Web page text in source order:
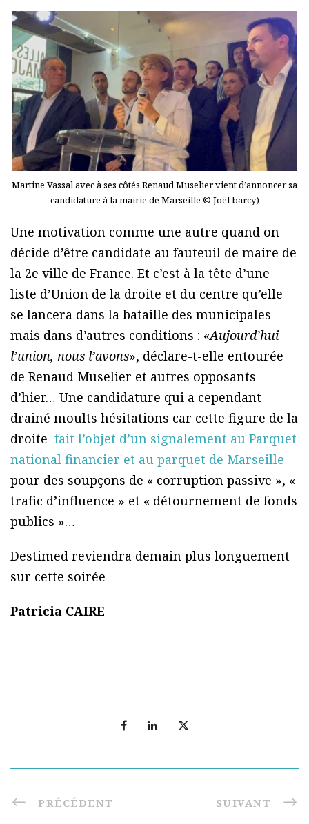
Martine Vassal avec à ses côtés Renaud Muselier vient d’annoncer sa
candidature à la mairie de Marseille © Joël barcy)
Une motivation comme une autre quand on
décide d’être candidate au fauteuil de maire de
la 2e ville de France. Et c’est à la tête d’une
liste d’Union de la droite et du centre qu’elle
se lancera dans la bataille des municipales
mais dans d’autres conditions : «Aujourd’hui
l’union, nous l’avons», déclare-t-elle entourée
de Renaud Muselier et autres opposants
d’hier… Une candidature qui a cependant
drainé moults hésitations car cette figure de la
droite fait l’objet d’un signalement au Parquet
national financier et au parquet de Marseille
pour des soupçons de « corruption passive », «
trafic d’influence » et « détournement de fonds
publics »…
Destimed reviendra demain plus longuement
sur cette soirée
Patricia CAIRE
PRÉCÉDENT SUIVANT